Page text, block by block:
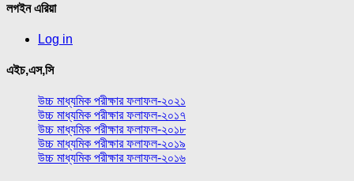
লগইন এরিয়া
Log in
এইচ,এস,সি
উচ্চ মাধ্যমিক পরীক্ষার ফলাফল-২০২১
উচ্চ মাধ্যমিক পরীক্ষার ফলাফল-২০১৭
উচ্চ মাধ্যমিক পরীক্ষার ফলাফল-২০১৮
উচ্চ মাধ্যমিক পরীক্ষার ফলাফল-২০১৯
উচ্চ মাধ্যমিক পরীক্ষার ফলাফল-২০১৬